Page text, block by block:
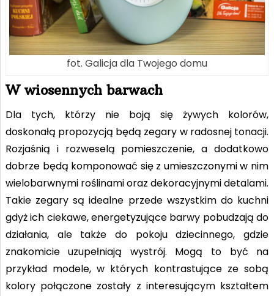
fot. Galicja dla Twojego domu
W wiosennych barwach
Dla tych, którzy nie boją się żywych kolorów,
doskonałą propozycją będą zegary w radosnej tonacji.
Rozjaśnią i rozweselą pomieszczenie, a dodatkowo
dobrze będą komponować się z umieszczonymi w nim
wielobarwnymi roślinami oraz dekoracyjnymi detalami.
Takie zegary są idealne przede wszystkim do kuchni
gdyż ich ciekawe, energetyzujące barwy pobudzają do
działania, ale także do pokoju dziecinnego, gdzie
znakomicie uzupełniają wystrój. Mogą to być na
przykład modele, w których kontrastujące ze sobą
kolory połączone zostały z interesującym kształtem